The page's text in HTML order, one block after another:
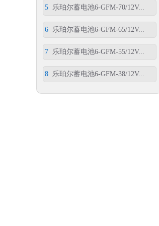
5 乐珀尔蓄电池6-GFM-70/12V...
6 乐珀尔蓄电池6-GFM-65/12V...
7 乐珀尔蓄电池6-GFM-55/12V...
8 乐珀尔蓄电池6-GFM-38/12V...